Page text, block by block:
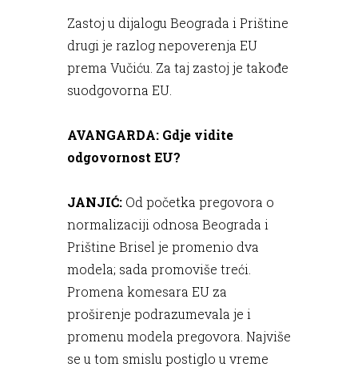
Zastoj u dijalogu Beograda i Prištine
drugi je razlog nepoverenja EU
prema Vučiću. Za taj zastoj je takođe
suodgovorna EU.
AVANGARDA: Gdje vidite
odgovornost EU?
JANJIĆ: Od početka pregovora o
normalizaciji odnosa Beograda i
Prištine Brisel je promenio dva
modela; sada promoviše treći.
Promena komesara EU za
proširenje podrazumevala je i
promenu modela pregovora. Najviše
se u tom smislu postiglo u vreme